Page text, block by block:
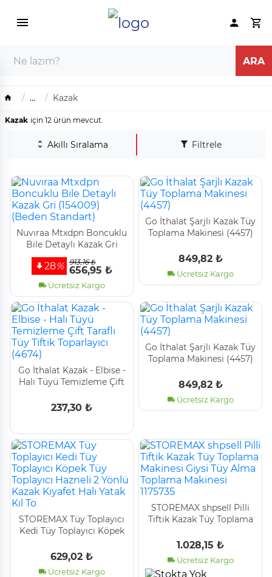
... Kazak
Kazak için 12 ürün mevcut.
Akıllı Sıralama Filtrele
Nuvıraa Mtxdpn Boncuklu
Bi̇le Detaylı Kazak Gri̇
(154009) (Beden
Standart)
28% 913,16 ₺
656,95 ₺
Ücretsiz Kargo
Go İthalat Şarjlı Kazak Tüy
Toplama Maki̇nesi̇ (4457)
849,82 ₺
Ücretsiz Kargo
Go İthalat Kazak - Elbi̇se -
Halı Tüyü Temi̇zleme Çi̇ft
Toparlayıcı (4674)
237,30 ₺
Go İthalat Şarjlı Kazak Tüy
Toplama Maki̇nesi̇ (4457)
849,82 ₺
Ücretsiz Kargo
STOREMAX Tüy Toplayıcı
Kedi Tüy Toplayıcı Köpek
Yönlü Kazak Kıyafet Halı
Yatak Kıl To
629,02 ₺
Ücretsiz Kargo
STOREMAX shpsell Pilli
Tiftik Kazak Tüy Toplama
Toplama Makinesi 1175735
1.028,15 ₺
Ücretsiz Kargo